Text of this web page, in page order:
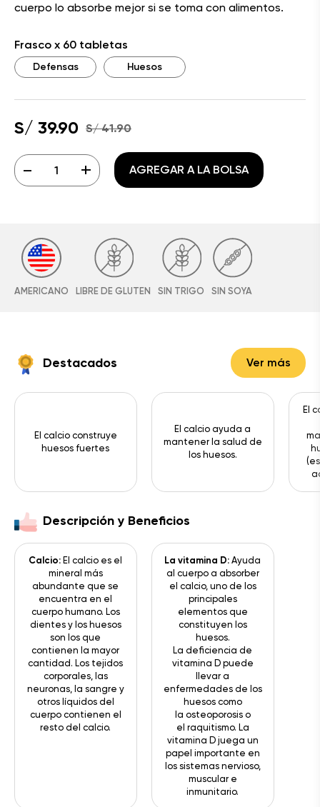
cuerpo lo absorbe mejor si se toma con alimentos.
Frasco x 60 tabletas
Defensas Huesos
S/ 39.90 S/ 41.90
- + AGREGAR A LA BOLSA
AMERICANO LIBRE DE GLUTEN SIN TRIGO SIN SOYA
Destacados Ver más
El calcio construye
huesos fuertes
El calcio ayuda a
mantener la salud de
los huesos.
El
Descripción y Beneficios
Calcio: El calcio es el
mineral más
abundante que se
encuentra en el
cuerpo humano. Los
dientes y los huesos
son los que
contienen la mayor
cantidad. Los tejidos
corporales, las
neuronas, la sangre y
otros líquidos del
cuerpo contienen el
resto del calcio.
La vitamina D: Ayuda
al cuerpo a absorber
el calcio, uno de los
principales
elementos que
constituyen los
huesos.
La deficiencia de
vitamina D puede
llevar a
enfermedades de los
huesos como
la osteoporosis o
el raquitismo. La
vitamina D juega un
papel importante en
los sistemas nervioso,
muscular e
inmunitario.